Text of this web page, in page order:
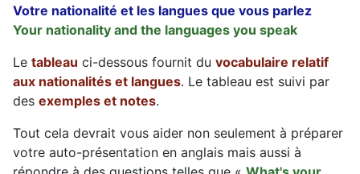
Votre nationalité et les langues que vous parlez
Your nationality and the languages you speak
Le tableau ci-dessous fournit du vocabulaire relatif
aux nationalités et langues. Le tableau est suivi par
des exemples et notes.
Tout cela devrait vous aider non seulement à préparer
votre auto-présentation en anglais mais aussi à